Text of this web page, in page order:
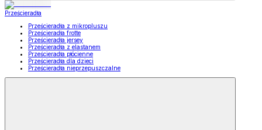
Prześcieradła
Prześcieradła z mikropluszu
Prześcieradła frotte
Prześcieradła jersey
Prześcieradła z elastanem
Prześcieradła płócienne
Prześcieradła dla dzieci
Prześcieradła nieprzepuszczalne